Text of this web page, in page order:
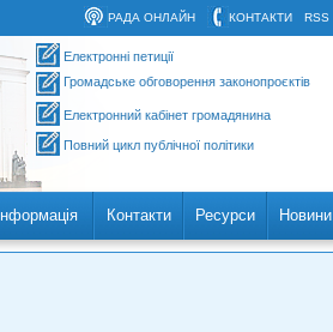
RSS
КОНТАКТИ
РАДА ОНЛАЙН
Електронні петиції
Громадське обговорення законопроєктів
Електронний кабінет громадянина
Повний цикл публічної політики
Інформація Контакти Ресурси Новини